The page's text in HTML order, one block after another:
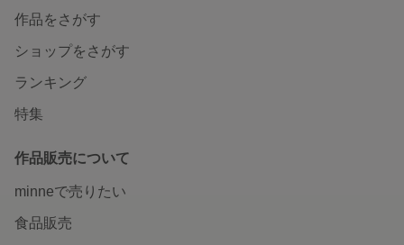
作品をさがす
ショップをさがす
ランキング
特集
作品販売について
minneで売りたい
食品販売